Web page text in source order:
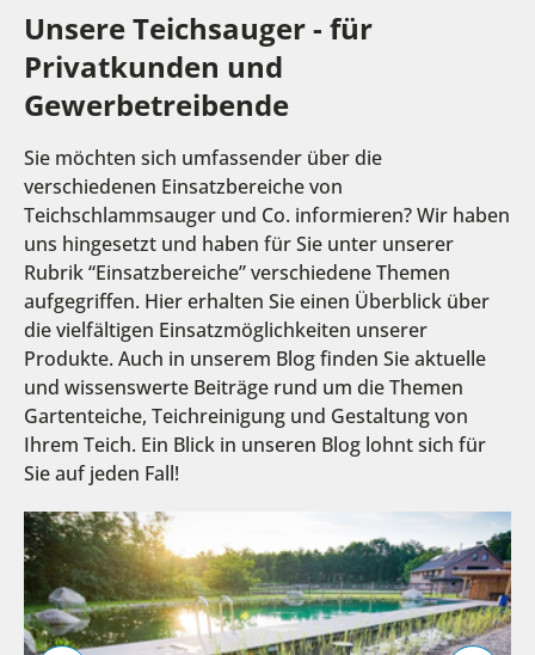
Unsere Teichsauger - für
Privatkunden und
Gewerbetreibende
Sie möchten sich umfassender über die
verschiedenen Einsatzbereiche von
Teichschlammsauger und Co. informieren? Wir haben
uns hingesetzt und haben für Sie unter unserer
Rubrik “Einsatzbereiche” verschiedene Themen
aufgegriffen. Hier erhalten Sie einen Überblick über
die vielfältigen Einsatzmöglichkeiten unserer
Produkte. Auch in unserem Blog finden Sie aktuelle
und wissenswerte Beiträge rund um die Themen
Gartenteiche, Teichreinigung und Gestaltung von
Ihrem Teich. Ein Blick in unseren Blog lohnt sich für
Sie auf jeden Fall!